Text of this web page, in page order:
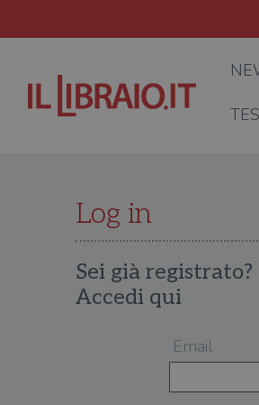
Log in
Sei già registrato?
Accedi qui
Email